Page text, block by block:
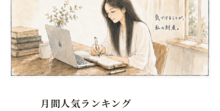
月間人気ランキング